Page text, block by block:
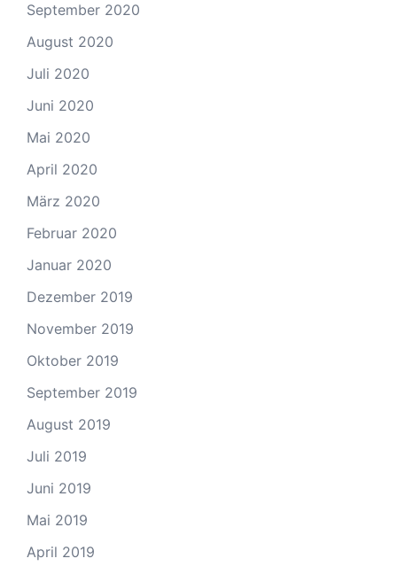
September 2020
August 2020
Juli 2020
Juni 2020
Mai 2020
April 2020
März 2020
Februar 2020
Januar 2020
Dezember 2019
November 2019
Oktober 2019
September 2019
August 2019
Juli 2019
Juni 2019
Mai 2019
April 2019